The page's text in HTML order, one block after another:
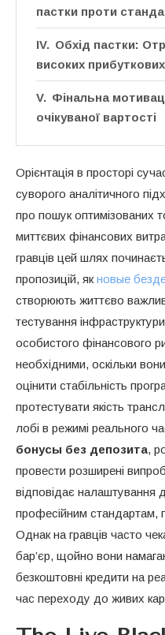
пастки проти
Обхід пастки:
високих
Фінальна
очікуваної вартості
Орієнтація в просторі
суворого аналітичного
про пошук оптимізованих
миттєвих фінансових
гравців цей шлях
пропозицій, якновые
створюють життєво
тестування
особистого фінансового
необхідними, оскільки
оцінити стабільність
протестувати якість
лобі в режимі реального
бонусы без депозита,
провести розширені
відповідає налаштування
професійним стандартам,
Однак на гравців часто
бар’єр, щойно вони
безкоштовні кредити на
час переходу до живих